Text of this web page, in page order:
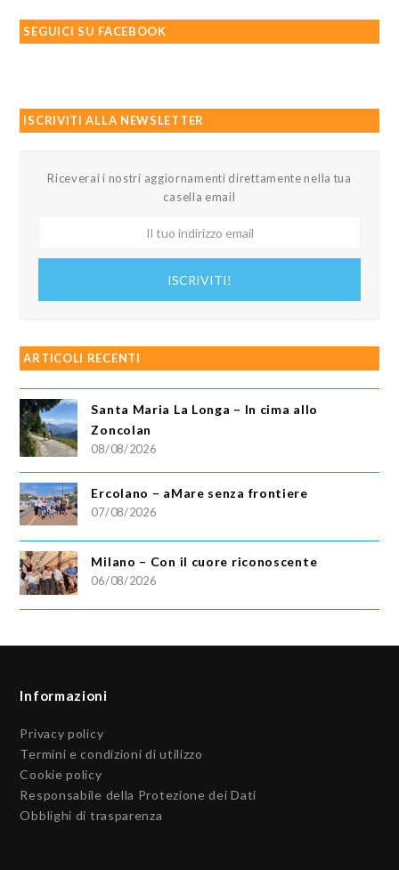
SEGUICI SU FACEBOOK
ISCRIVITI ALLA NEWSLETTER
Riceverai i nostri aggiornamenti direttamente nella tua
casella email
ISCRIVITI!
ARTICOLI RECENTI
Santa Maria La Longa – In cima allo
Zoncolan
08/08/2026
Ercolano – aMare senza frontiere
07/08/2026
Milano – Con il cuore riconoscente
06/08/2026
Informazioni
Privacy policy
Termini e condizioni di utilizzo
Cookie policy
Responsabile della Protezione dei Dati
Obblighi di trasparenza